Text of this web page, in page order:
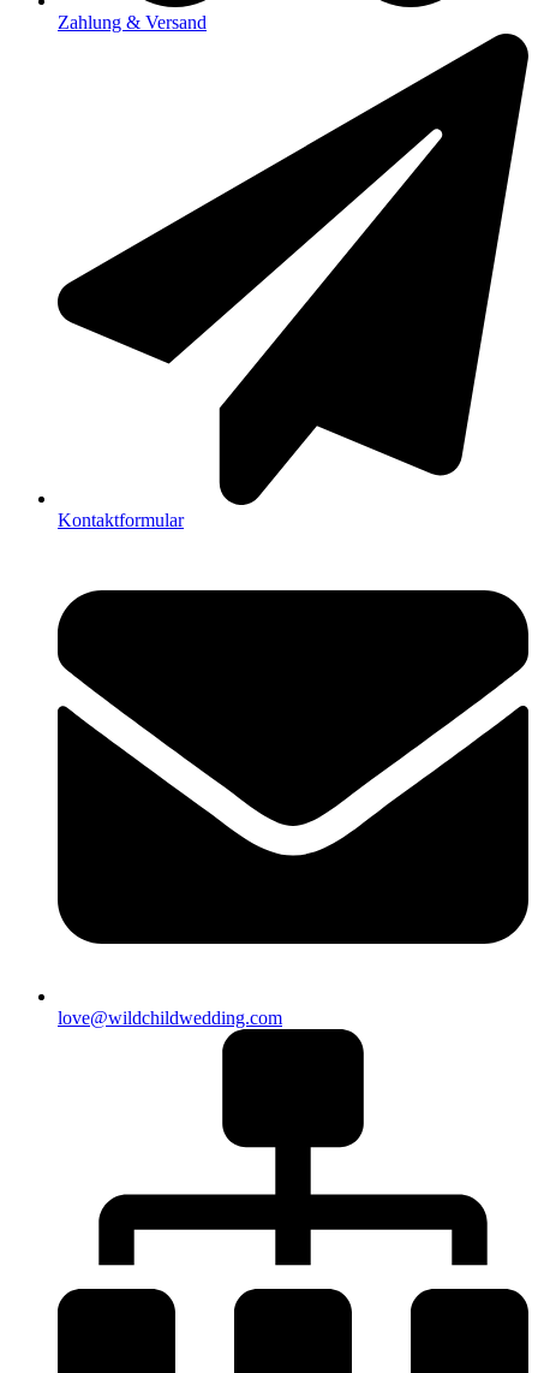
Zahlung & Versand
Kontaktformular
love@wildchildwedding.com